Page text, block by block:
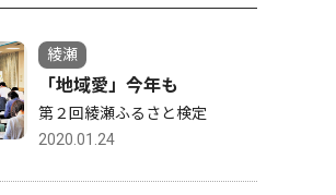
綾瀬
「地域愛」今年も
第２回綾瀬ふるさと検定
2020.01.24